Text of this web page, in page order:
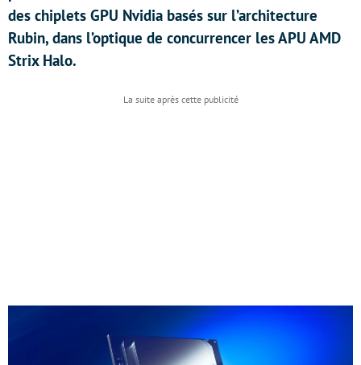
des chiplets GPU Nvidia basés sur l’architecture
Rubin, dans l’optique de concurrencer les APU AMD
Strix Halo.